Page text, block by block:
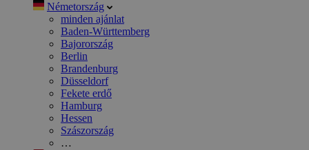
Németország
minden ajánlat
Baden-Württemberg
Bajorország
Berlin
Brandenburg
Düsseldorf
Fekete erdő
Hamburg
Hessen
Szászország
…